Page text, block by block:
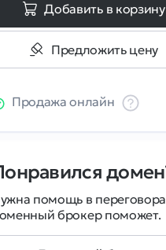
Добавить в корзину
Предложить цену
Продажа онлайн
помощь в
брокер поможет.